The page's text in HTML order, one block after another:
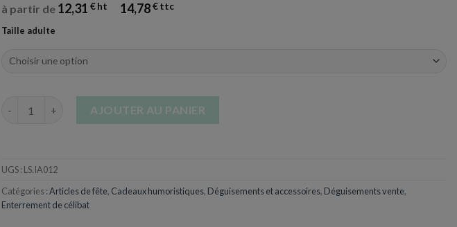
à partir de 12,31 € 14,78€
Taille adulte
AJOUTER AU PANIER
UGS : LS.IA012
Catégories :Articles de fête, Cadeaux humoristiques, Déguisements et accessoires, Déguisements vente,
Enterrement de célibat